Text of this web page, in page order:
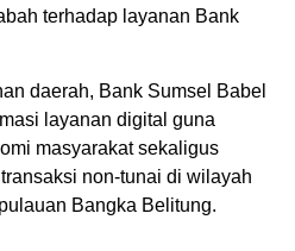
terhadap layanan Bank
daerah, Bank Sumsel Babel
layanan digital guna
masyarakat sekaligus
non-tunai di wilayah
Bangka Belitung.